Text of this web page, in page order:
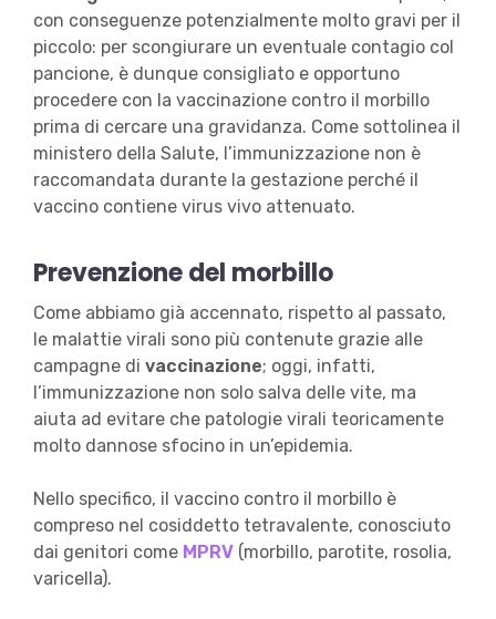
con conseguenze potenzialmente molto gravi per il
piccolo: per scongiurare un eventuale contagio col
pancione, è dunque consigliato e opportuno
procedere con la vaccinazione contro il morbillo
prima di cercare una gravidanza. Come sottolinea il
ministero della Salute, l’immunizzazione non è
raccomandata durante la gestazione perché il
vaccino contiene virus vivo attenuato.
Prevenzione del morbillo
Come abbiamo già accennato, rispetto al passato,
le malattie virali sono più contenute grazie alle
campagne di vaccinazione; oggi, infatti,
l’immunizzazione non solo salva delle vite, ma
aiuta ad evitare che patologie virali teoricamente
molto dannose sfocino in un’epidemia.
Nello specifico, il vaccino contro il morbillo è
compreso nel cosiddetto tetravalente, conosciuto
dai genitori come MPRV (morbillo, parotite, rosolia,
varicella).